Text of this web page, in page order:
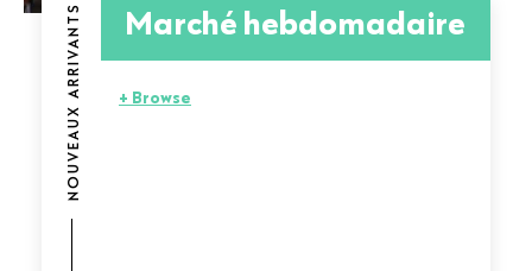
NOUVEAUX ARRIVANTS Marché hebdomadaire
+ Browse